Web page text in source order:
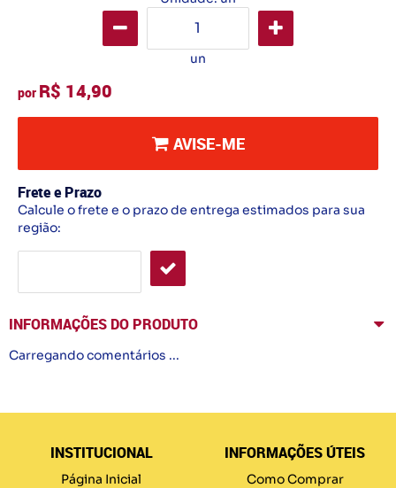
un
por R$ 14,90
AVISE-ME
Frete e Prazo
Calcule o frete e o prazo de entrega estimados para sua
região:
INFORMAÇÕES DO PRODUTO
Carregando comentários ...
INSTITUCIONAL
Página Inicial
INFORMAÇÕES ÚTEIS
Como Comprar